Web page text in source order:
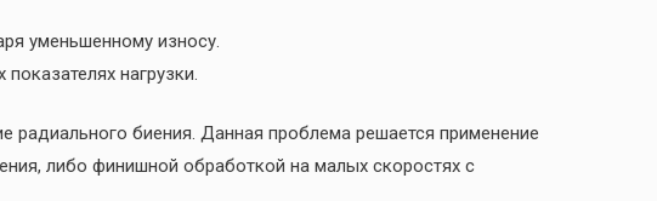
уменьшенному износу.
нагрузки.
радиального биения. Данная проблема решается применение
либо финишной обработкой на малых скоростях с